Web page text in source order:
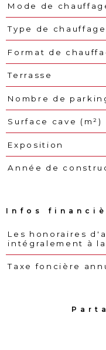
Mode de
Type de chauffage
Format de
Terrasse
Nombre de
Surface cave (m²)
Exposition
Année de
Infos
Caractéristiques Valeurs
Les honoraires
intégralement à
Taxe foncière